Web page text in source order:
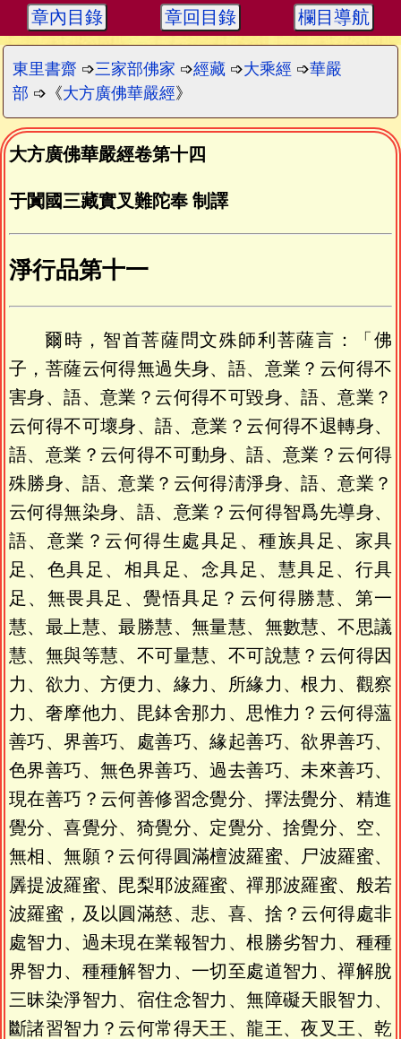
章內目錄 章回目錄 欄目導航
東里書齋 ➩三家部佛家 ➩經藏 ➩大乘經 ➩華嚴
部 ➩《大方廣佛華嚴經》
大方廣佛華嚴經卷第十四
于闐國三藏實叉難陀奉 制譯
淨行品第十一
爾時，智首菩薩問文殊師利菩薩言：「佛
子，菩薩云何得無過失身、語、意業？云何得不
害身、語、意業？云何得不可毀身、語、意業？
云何得不可壞身、語、意業？云何得不退轉身、
語、意業？云何得不可動身、語、意業？云何得
殊勝身、語、意業？云何得淸淨身、語、意業？
云何得無染身、語、意業？云何得智爲先導身、
語、意業？云何得生處具足、種族具足、家具
足、色具足、相具足、念具足、慧具足、行具
足、無畏具足、覺悟具足？云何得勝慧、第一
慧、最上慧、最勝慧、無量慧、無數慧、不思議
慧、無與等慧、不可量慧、不可說慧？云何得因
力、欲力、方便力、緣力、所緣力、根力、觀察
力、奢摩他力、毘鉢舍那力、思惟力？云何得薀
善巧、界善巧、處善巧、緣起善巧、欲界善巧、
色界善巧、無色界善巧、過去善巧、未來善巧、
現在善巧？云何善修習念覺分、擇法覺分、精進
覺分、喜覺分、猗覺分、定覺分、捨覺分、空、
無相、無願？云何得圓滿檀波羅蜜、尸波羅蜜、
羼提波羅蜜、毘梨耶波羅蜜、禪那波羅蜜、般若
波羅蜜，及以圓滿慈、悲、喜、捨？云何得處非
處智力、過未現在業報智力、根勝劣智力、種種
界智力、種種解智力、一切至處道智力、禪解脫
三昧染淨智力、宿住念智力、無障礙天眼智力、
斷諸習智力？云何常得天王、龍王、夜叉王、乾